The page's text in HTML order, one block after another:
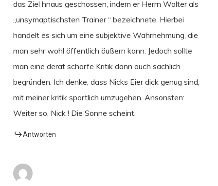
das Ziel hnaus geschossen, indem er Herrn Walter als
„unsymaptischsten Trainer “ bezeichnete. Hierbei
handelt es sich um eine subjektive Wahrnehmung, die
man sehr wohl öffentlich äußern kann. Jedoch sollte
man eine derat scharfe Kritik dann auch sachlich
begründen. Ich denke, dass Nicks Eier dick genug sind,
mit meiner kritik sportlich umzugehen. Ansonsten:
Weiter so, Nick ! Die Sonne scheint.
Antworten